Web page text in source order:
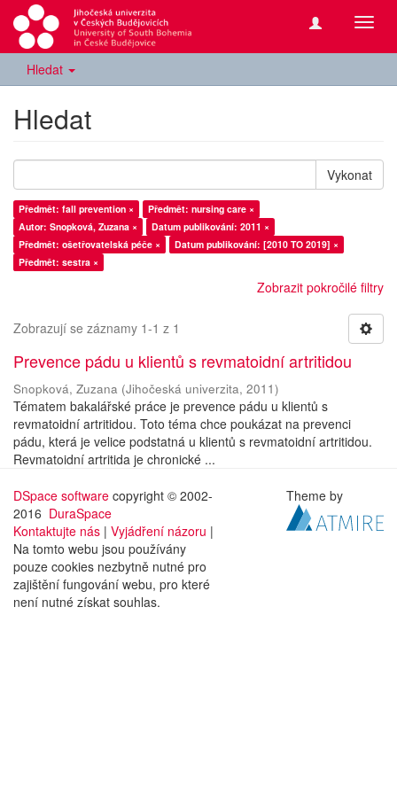
Hledat
Hledat
Vykonat
Předmět: fall prevention ×
Předmět: nursing care ×
Autor: Snopková, Zuzana ×
Datum publikování: 2011 ×
Předmět: ošetřovatelská péče ×
Datum publikování: [2010 TO 2019] ×
Předmět: sestra ×
Zobrazit pokročilé filtry
Zobrazují se záznamy 1-1 z 1
Prevence pádu u klientů s revmatoidní artritidou
Snopková, Zuzana (Jihočeská univerzita, 2011)
Tématem bakalářské práce je prevence pádu u klientů s
revmatoidní artritidou. Toto téma chce poukázat na prevenci
pádu, která je velice podstatná u klientů s revmatoidní artritidou.
Revmatoidní artritida je chronické ...
DSpace software copyright © 2002-
2016 DuraSpace
Kontaktujte nás | Vyjádření názoru |
Na tomto webu jsou používány
pouze cookies nezbytně nutné pro
zajištění fungování webu, pro které
není nutné získat souhlas.
Theme by